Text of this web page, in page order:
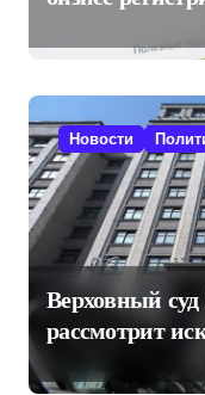
Новости
Верховный суд
рассмотрит
«Яблока» с